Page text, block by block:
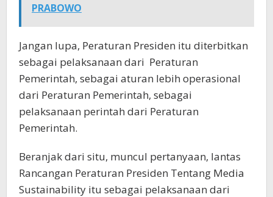
PRABOWO
Jangan lupa, Peraturan Presiden itu diterbitkan
sebagai pelaksanaan dari Peraturan
Pemerintah, sebagai aturan lebih operasional
dari Peraturan Pemerintah, sebagai
pelaksanaan perintah dari Peraturan
Pemerintah.
Beranjak dari situ, muncul pertanyaan, lantas
Rancangan Peraturan Presiden Tentang Media
Sustainability itu sebagai pelaksanaan dari